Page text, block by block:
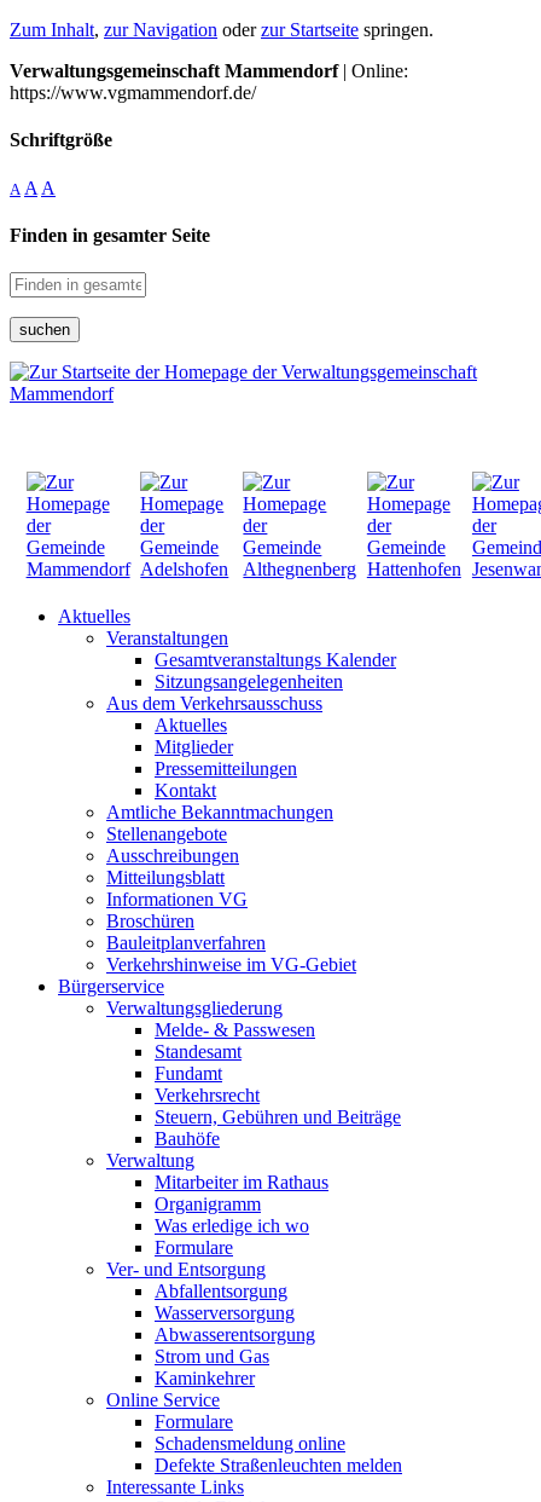
Zum Inhalt, zur Navigation oderzur Startseite springen.
Verwaltungsgemeinschaft Mammendorf| Online:
https://www.vgmammendorf.de/
Schriftgröße
A A A
Finden in gesamter Seite
suchen
Aktuelles
Veranstaltungen
Gesamtveranstaltungs Kalender
Sitzungsangelegenheiten
Aus dem Verkehrsausschuss
Aktuelles
Mitglieder
Pressemitteilungen
Kontakt
Amtliche Bekanntmachungen
Stellenangebote
Ausschreibungen
Mitteilungsblatt
Informationen VG
Broschüren
Bauleitplanverfahren
Verkehrshinweise im VG-Gebiet
Bürgerservice
Verwaltungsgliederung
Melde- & Passwesen
Standesamt
Fundamt
Verkehrsrecht
Steuern, Gebühren und Beiträge
Bauhöfe
Verwaltung
Mitarbeiter im Rathaus
Organigramm
Was erledige ich wo
Formulare
Ver- und Entsorgung
Abfallentsorgung
Wasserversorgung
Abwasserentsorgung
Strom und Gas
Kaminkehrer
Online Service
Formulare
Schadensmeldung online
Defekte Straßenleuchten melden
Interessante Links